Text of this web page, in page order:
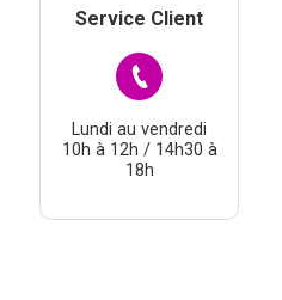
Service Client
Lundi au vendredi
10h à 12h / 14h30 à
18h